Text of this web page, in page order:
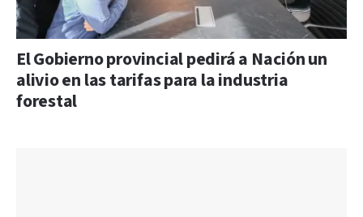
El Gobierno provincial pedirá a Nación un
alivio en las tarifas para la industria
forestal